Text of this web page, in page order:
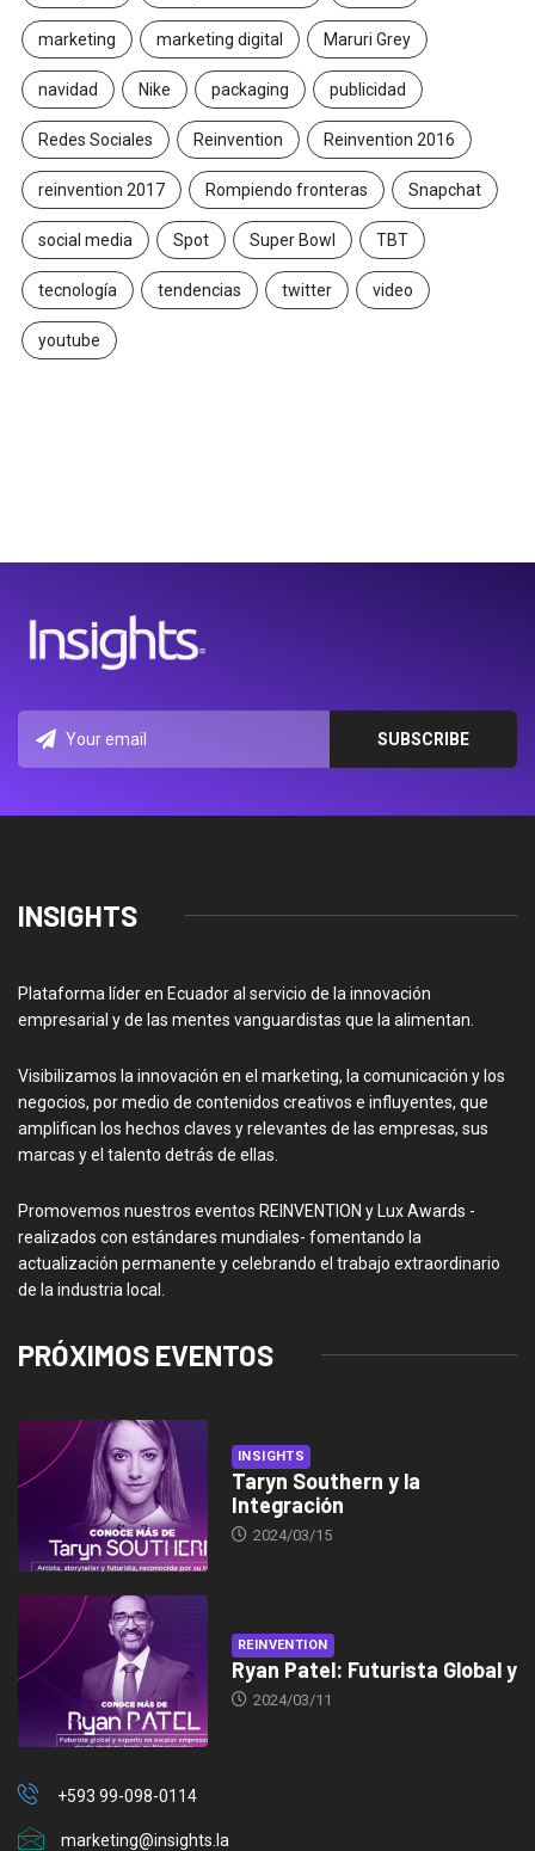
marketing marketing digital Maruri Grey
navidad Nike packaging publicidad
Redes Sociales Reinvention Reinvention 2016
reinvention 2017 Rompiendo fronteras Snapchat
social media Spot Super Bowl TBT
tecnología tendencias twitter video
youtube
INSIGHTS
Plataforma líder en Ecuador al servicio de la innovación
empresarial y de las mentes vanguardistas que la alimentan.
Visibilizamos la innovación en el marketing, la comunicación y los
negocios, por medio de contenidos creativos e influyentes, que
amplifican los hechos claves y relevantes de las empresas, sus
marcas y el talento detrás de ellas.
Promovemos nuestros eventos REINVENTION y Lux Awards -
realizados con estándares mundiales- fomentando la
actualización permanente y celebrando el trabajo extraordinario
de la industria local.
PRÓXIMOS EVENTOS
INSIGHTS
Taryn Southern y la
Integración
2024/03/15
REINVENTION
Ryan Patel: Futurista Global y
2024/03/11
+593 99-098-0114
marketing@insights.la